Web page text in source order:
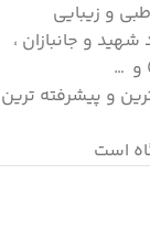
و زیبایی
شهید و جانبازان ،
و …
و پیشرفته ترین
است